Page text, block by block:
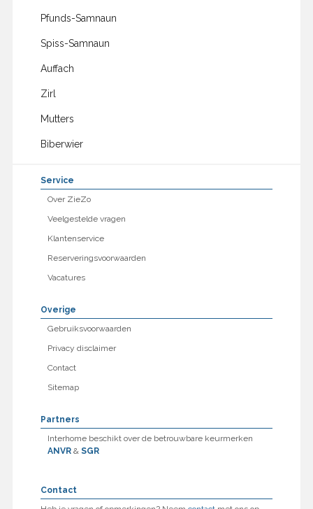
Pfunds-Samnaun
Spiss-Samnaun
Auffach
Zirl
Mutters
Biberwier
Service
Over ZieZo
Veelgestelde vragen
Klantenservice
Reserveringsvoorwaarden
Vacatures
Overige
Gebruiksvoorwaarden
Privacy disclaimer
Contact
Sitemap
Partners
Interhome beschikt over de betrouwbare keurmerken
ANVR& SGR
Contact